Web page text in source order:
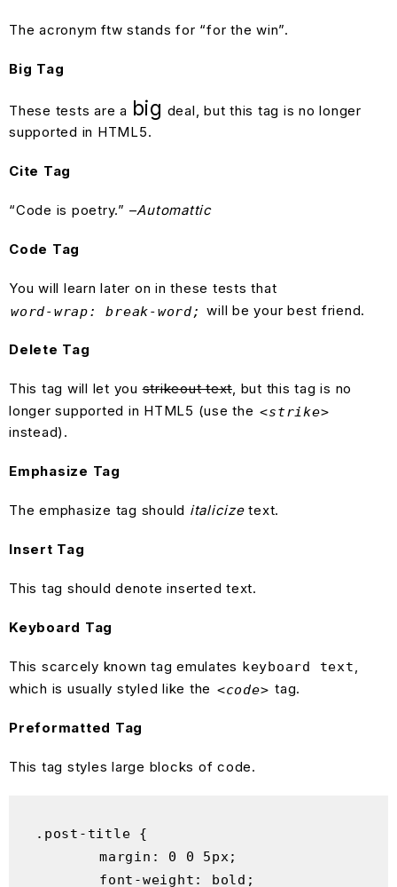
The acronym ftw stands for “for the win”.
Big Tag
These tests are a big deal, but this tag is no longer
supported in HTML5.
Cite Tag
“Code is poetry.” –Automattic
Code Tag
You will learn later on in these tests that
word-wrap: break-word; will be your best friend.
Delete Tag
This tag will let youstrikeout text, but this tag is no
longer supported in HTML5 (use the <strike>
instead).
Emphasize Tag
The emphasize tag should italicizetext.
Insert Tag
This tag should denoteinserted text.
Keyboard Tag
This scarcely known tag emulates keyboard text,
which is usually styled like the <code> tag.
Preformatted Tag
This tag styles large blocks of code.
.post-title {